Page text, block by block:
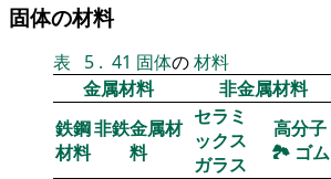
固体の材料
表 5 . 41 固体の材料
金属材料
非金属材料
鉄鋼
材料
非鉄金属材
料
セラミ
ックス
ガラス
高分子
🏞 ゴム